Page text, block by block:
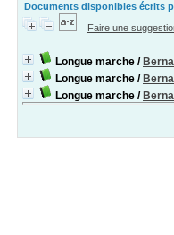
Documents disponibles écrits
Faire une
Longue marche /
Longue marche /
Longue marche /